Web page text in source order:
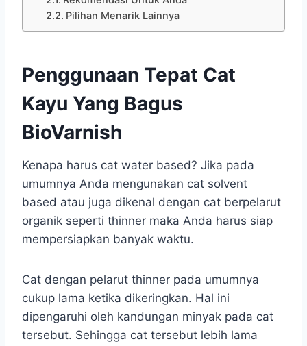
Pilihan Menarik Lainnya
Penggunaan Tepat Cat
Kayu Yang Bagus
BioVarnish
Kenapa harus cat water based? Jika pada
umumnya Anda mengunakan cat solvent
based atau juga dikenal dengan cat berpelarut
organik seperti thinner maka Anda harus siap
mempersiapkan banyak waktu.
Cat dengan pelarut thinner pada umumnya
cukup lama ketika dikeringkan. Hal ini
dipengaruhi oleh kandungan minyak pada cat
tersebut. Sehingga cat tersebut lebih lama